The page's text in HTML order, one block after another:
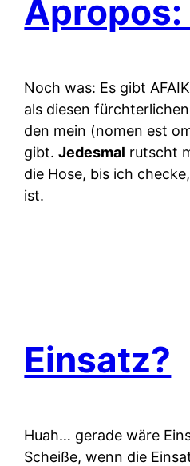
Noch was: Es gibt
als diesen
den mein (nomen est
gibt.Jedesmal rutscht
die Hose, bis ich
ist.
Einsatz?
Huah… gerade wäre
Scheiße, wenn die